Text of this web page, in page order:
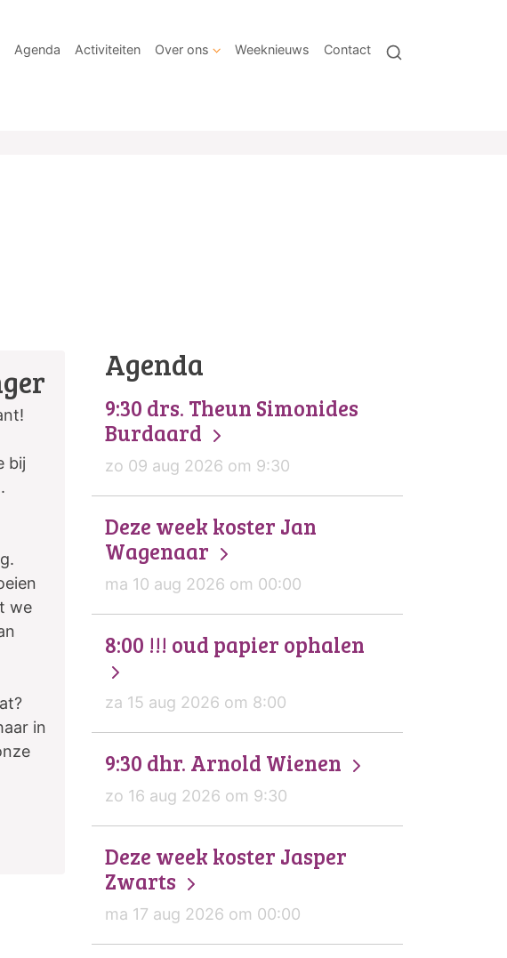
Agenda Activiteiten Over ons Weeknieuws Contact
bij
we
in
Agenda
9:30 drs. Theun Simonides
Burdaard
zo 09 aug 2026 om 9:30
Deze week koster Jan
Wagenaar
ma 10 aug 2026 om 00:00
8:00 !!! oud papier ophalen
za 15 aug 2026 om 8:00
9:30 dhr. Arnold Wienen
zo 16 aug 2026 om 9:30
Deze week koster Jasper
Zwarts
ma 17 aug 2026 om 00:00